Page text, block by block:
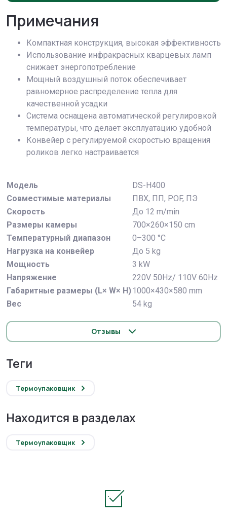
Примечания
Компактная конструкция, высокая эффективность
Использование инфракрасных кварцевых ламп
снижает энергопотребление
Мощный воздушный поток обеспечивает
равномерное распределение тепла для
качественной усадки
Система оснащена автоматической регулировкой
температуры, что делает эксплуатацию удобной
Конвейер с регулируемой скоростью вращения
роликов легко настраивается
Модель
DS-H400
Совместимые материалы
ПВХ, ПП, POF, ПЭ
Скорость
До 12 m/min
Размеры камеры
700×260×150 cm
Температурный диапазон
0–300 °C
Нагрузка на конвейер
До 5 kg
Мощность
3 kW
Напряжение
220V 50Hz/ 110V 60Hz
Габаритные размеры (L× W× H)1000×430×580 mm
Вес
54 kg
Отзывы
теги
Термоупаковщик
Находится в разделах
Термоупаковщик